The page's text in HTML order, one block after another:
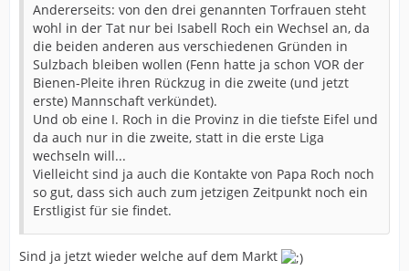
Andererseits: von den drei genannten Torfrauen steht
wohl in der Tat nur bei Isabell Roch ein Wechsel an, da
die beiden anderen aus verschiedenen Gründen in
Sulzbach bleiben wollen (Fenn hatte ja schon VOR der
Bienen-Pleite ihren Rückzug in die zweite (und jetzt
erste) Mannschaft verkündet).
Und ob eine I. Roch in die Provinz in die tiefste Eifel und
da auch nur in die zweite, statt in die erste Liga
wechseln will...
Vielleicht sind ja auch die Kontakte von Papa Roch noch
so gut, dass sich auch zum jetzigen Zeitpunkt noch ein
Erstligist für sie findet.
Sind ja jetzt wieder welche auf dem Markt